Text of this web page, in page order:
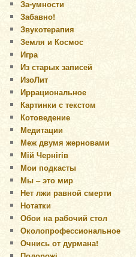
За-умности
Забавно!
Звукотерапия
Земля и Космос
Игра
Из старых записей
ИзоЛит
Иррациональное
Картинки с текстом
Котоведение
Медитации
Меж двумя жерновами
Мій Чернігів
Мои подкасты
Мы – это мир
Нет лжи равной смерти
Нотатки
Обои на рабочий стол
Околопрофессиональное
Очнись от дурмана!